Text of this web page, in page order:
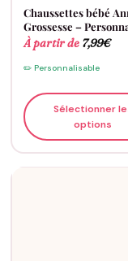
Chaussettes bébé
Grossesse –
À partir de 7,99€
✏️ Personnalisable
Sélectionner
options